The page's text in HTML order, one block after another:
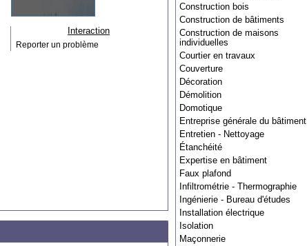
Construction bois
Construction de bâtiments
Construction de maisons
individuelles
Courtier en travaux
Couverture
Décoration
Démolition
Domotique
Entreprise générale du bâtiment
Entretien - Nettoyage
Étanchéité
Expertise en bâtiment
Faux plafond
Infiltrométrie - Thermographie
Ingénierie - Bureau d'études
Installation électrique
Isolation
Maçonnerie
Interaction
Reporter un problème